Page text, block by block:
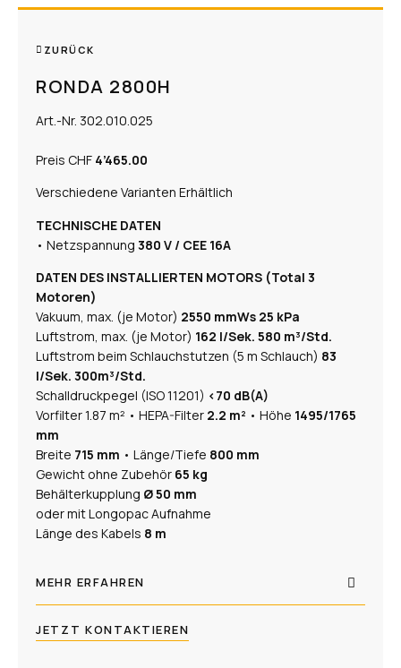
ZURÜCK
​RONDA 2800H
Art.-Nr. 302.010.025
Preis CHF 4’465.00
​Verschiedene Varianten Erhältlich
TECHNISCHE DATEN
• Netzspannung 380 V / CEE 16A
DATEN DES INSTALLIERTEN MOTORS (Total 3
Motoren)
Vakuum, max. (je Motor) 2550 mmWs 25 kPa
Luftstrom, max. (je Motor) 162 l/Sek. 580 m³/Std.
Luftstrom beim Schlauchstutzen (5 m Schlauch) 83
l/Sek. 300m³/Std.
Schalldruckpegel (ISO 11201) <70 dB(A)
Vorfilter 1.87 m² • HEPA-Filter 2.2 m² • Höhe 1495/1765
mm
Breite 715 mm • Länge/Tiefe 800 mm
Gewicht ohne Zubehör 65 kg
Behälterkupplung Ø 50 mm
oder mit Longopac Aufnahme
Länge des Kabels 8 m
MEHR ERFAHREN
JETZT KONTAKTIEREN